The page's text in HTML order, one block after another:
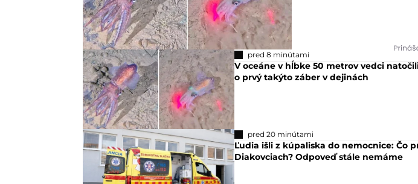
pred 8 minútami
V oceáne v hĺbke 50 metrov vedci
o prvý takýto záber v dejinách
pred 20 minútami
Ľudia išli z kúpaliska do nemocnice: Čo
Diakovciach? Odpoveď stále nemáme